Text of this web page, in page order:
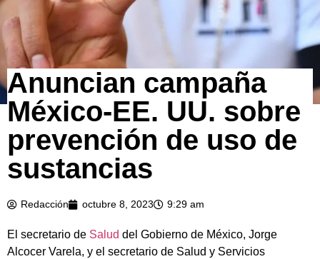
Anuncian campaña
México-EE. UU. sobre
prevención de uso de
sustancias
Redacción octubre 8, 2023 9:29 am
El secretario de Salud del Gobierno de México, Jorge
Alcocer Varela, y el secretario de Salud y Servicios